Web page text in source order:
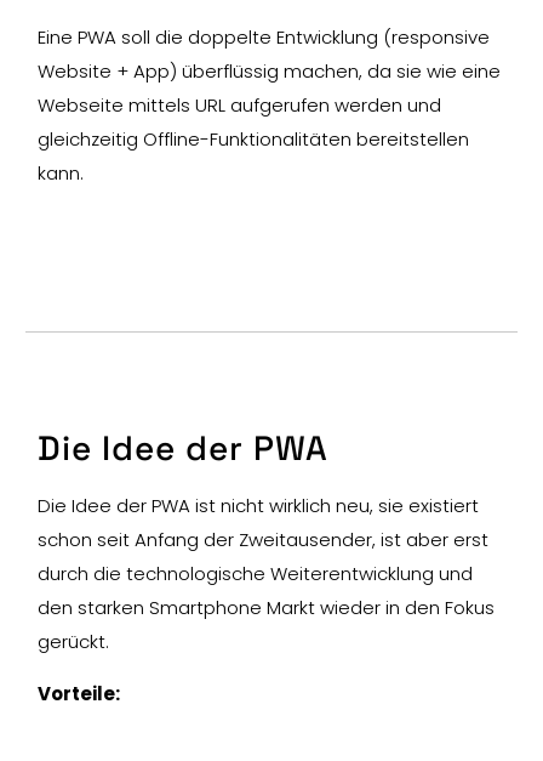
Eine PWA soll die doppelte Entwicklung (responsive
Website + App) überflüssig machen, da sie wie eine
Webseite mittels URL aufgerufen werden und
gleichzeitig Offline-Funktionalitäten bereitstellen
kann.
Die Idee der PWA
Die Idee der PWA ist nicht wirklich neu, sie existiert
schon seit Anfang der Zweitausender, ist aber erst
durch die technologische Weiterentwicklung und
den starken Smartphone Markt wieder in den Fokus
gerückt.
Vorteile: